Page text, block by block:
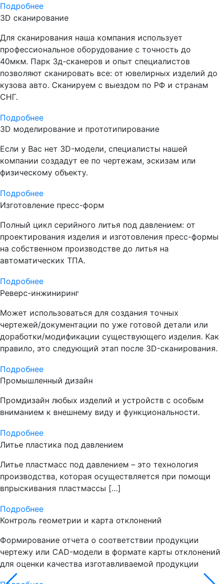
Подробнее
3D сканирование
Для сканирования наша компания использует
профессиональное оборудование с точность до
40мкм. Парк 3д-сканеров и опыт специалистов
позволяют сканировать все: от ювелирных изделий до
кузова авто. Сканируем с выездом по РФ и странам
СНГ.
Подробнее
3D моделирование и прототипирование
Если у Вас нет 3D-модели, специалисты нашей
компании создадут ее по чертежам, эскизам или
физическому объекту.
Подробнее
Изготовление пресс-форм
Полный цикл серийного литья под давлением: от
проектирования изделия и изготовления пресс-формы
на собственном производстве до литья на
автоматических ТПА.
Подробнее
Реверс-инжиниринг
Может использоваться для создания точных
чертежей/документации по уже готовой детали или
доработки/модификации существующего изделия. Как
правило, это следующий этап после 3D-сканирования.
Подробнее
Промышленный дизайн
Промдизайн любых изделий и устройств с особым
вниманием к внешнему виду и функциональности.
Подробнее
Литье пластика под давлением
Литье пластмасс под давлением – это технология
производства, которая осуществляется при помощи
впрыскивания пластмассы […]
Подробнее
Контроль геометрии и карта отклонений
Формирование отчета о соответствии продукции
чертежу или CAD-модели в формате карты отклонений
для оценки качества изготавливаемой продукции